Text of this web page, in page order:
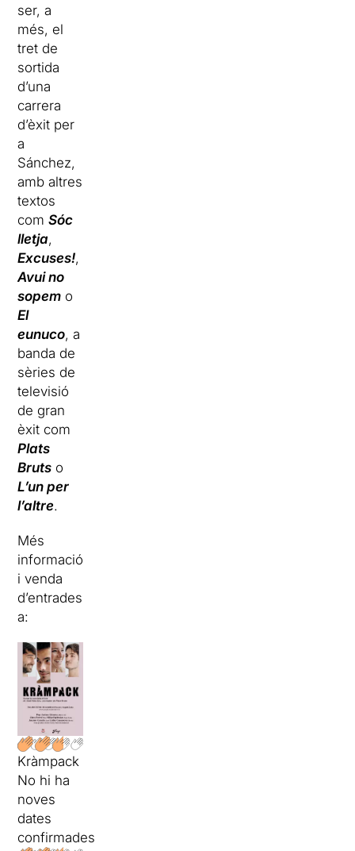
ser, a
més, el
tret de
sortida
d’una
carrera
d’èxit per
a
Sánchez,
amb altres
textos
comSóc
lletja,
Excuses!,
Avui no
sopem o
El
eunuco, a
banda de
sèries de
televisió
de gran
èxit com
Plats
Bruts o
L’un per
l’altre.
Més
informació
i venda
d’entrades
a:
Kràmpack
No hi ha
noves
dates
confirmades